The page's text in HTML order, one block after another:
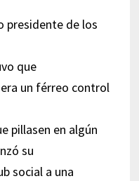
presidente de los
que
un férreo control
pillasen en algún
su
social a una